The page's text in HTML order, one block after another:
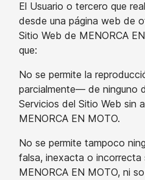
El Usuario o tercero que
desde una página web de
Sitio Web de MENORCA
que:
No se permite la
parcialmente— de ninguno
Servicios del Sitio Web sin
MENORCA EN MOTO.
No se permite tampoco
falsa, inexacta o incorrecta
MENORCA EN MOTO, ni